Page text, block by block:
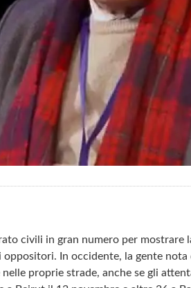
civili in gran numero per mostrare
In occidente, la gente
proprie strade, anche se gli